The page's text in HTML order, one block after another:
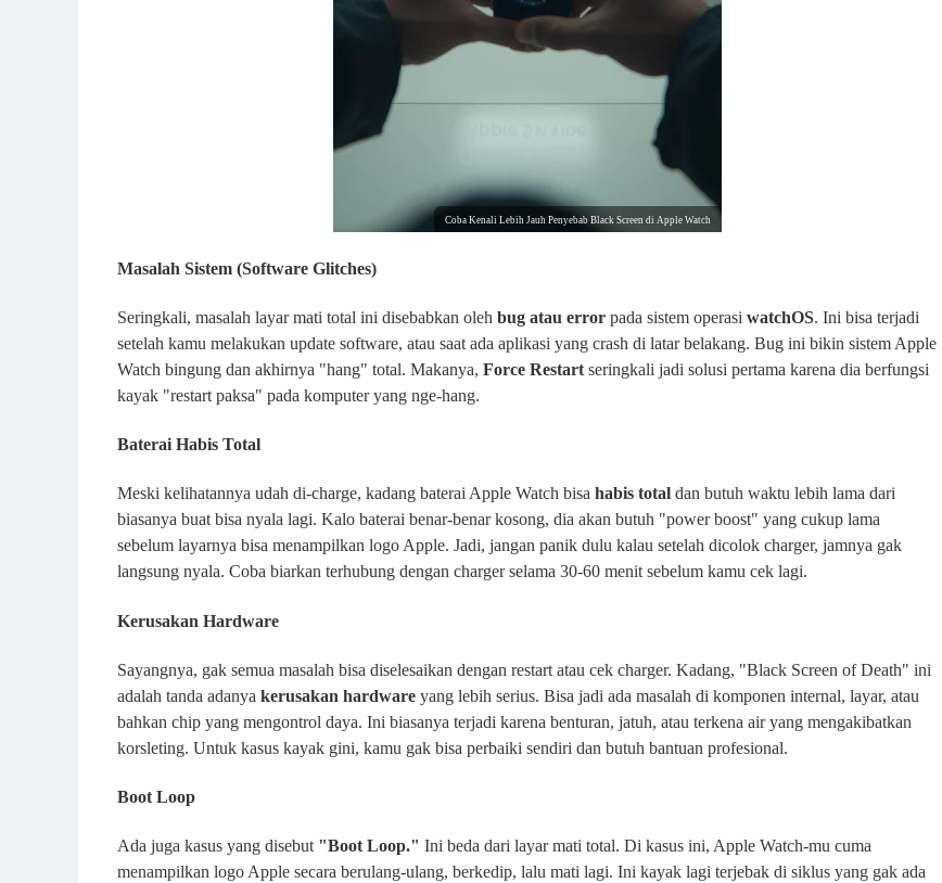
Coba Kenali Lebih Jauh Penyebab Black Screen di Apple Watch
Masalah Sistem (Software Glitches)
Seringkali, masalah layar mati total ini disebabkan oleh bug atau error pada sistem operasi watchOS. Ini bisa terjadi
setelah kamu melakukan update software, atau saat ada aplikasi yang crash di latar belakang. Bug ini bikin sistem Apple
Watch bingung dan akhirnya "hang" total. Makanya, Force Restart seringkali jadi solusi pertama karena dia berfungsi
kayak "restart paksa" pada komputer yang nge-hang.
Baterai Habis Total
Meski kelihatannya udah di-charge, kadang baterai Apple Watch bisa habis total dan butuh waktu lebih lama dari
biasanya buat bisa nyala lagi. Kalo baterai benar-benar kosong, dia akan butuh "power boost" yang cukup lama
sebelum layarnya bisa menampilkan logo Apple. Jadi, jangan panik dulu kalau setelah dicolok charger, jamnya gak
langsung nyala. Coba biarkan terhubung dengan charger selama 30-60 menit sebelum kamu cek lagi.
Kerusakan Hardware
Sayangnya, gak semua masalah bisa diselesaikan dengan restart atau cek charger. Kadang, "Black Screen of Death" ini
adalah tanda adanya kerusakan hardware yang lebih serius. Bisa jadi ada masalah di komponen internal, layar, atau
bahkan chip yang mengontrol daya. Ini biasanya terjadi karena benturan, jatuh, atau terkena air yang mengakibatkan
korsleting. Untuk kasus kayak gini, kamu gak bisa perbaiki sendiri dan butuh bantuan profesional.
Boot Loop
Ada juga kasus yang disebut "Boot Loop." Ini beda dari layar mati total. Di kasus ini, Apple Watch-mu cuma
menampilkan logo Apple secara berulang-ulang, berkedip, lalu mati lagi. Ini kayak lagi terjebak di siklus yang gak ada